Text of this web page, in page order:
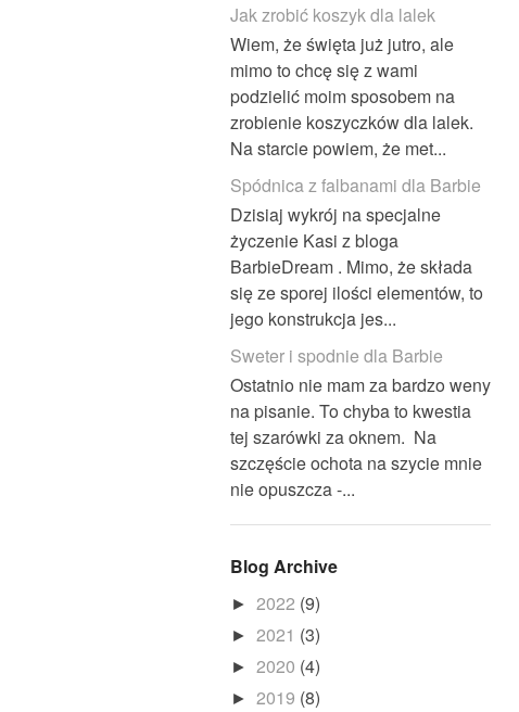
Jak zrobić koszyk dla lalek
Wiem, że święta już jutro, ale
mimo to chcę się z wami
podzielić moim sposobem na
zrobienie koszyczków dla lalek.
Na starcie powiem, że met...
Spódnica z falbanami dla Barbie
Dzisiaj wykrój na specjalne
życzenie Kasi z bloga
BarbieDream . Mimo, że składa
się ze sporej ilości elementów, to
jego konstrukcja jes...
Sweter i spodnie dla Barbie
Ostatnio nie mam za bardzo weny
na pisanie. To chyba to kwestia
tej szarówki za oknem. Na
szczęście ochota na szycie mnie
nie opuszcza -...
Blog Archive
► 2022 (9)
► 2021 (3)
► 2020 (4)
► 2019 (8)